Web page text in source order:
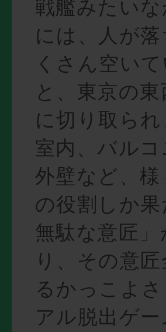
戦艦みたい
には、人が
くさん空い
と、東京の
に切り取ら
室内、バル
外壁など、
の役割しか
無駄な意匠
り、その意
るかっこよ
アル脱出ゲ